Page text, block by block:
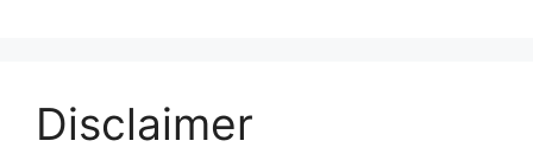
Disclaimer